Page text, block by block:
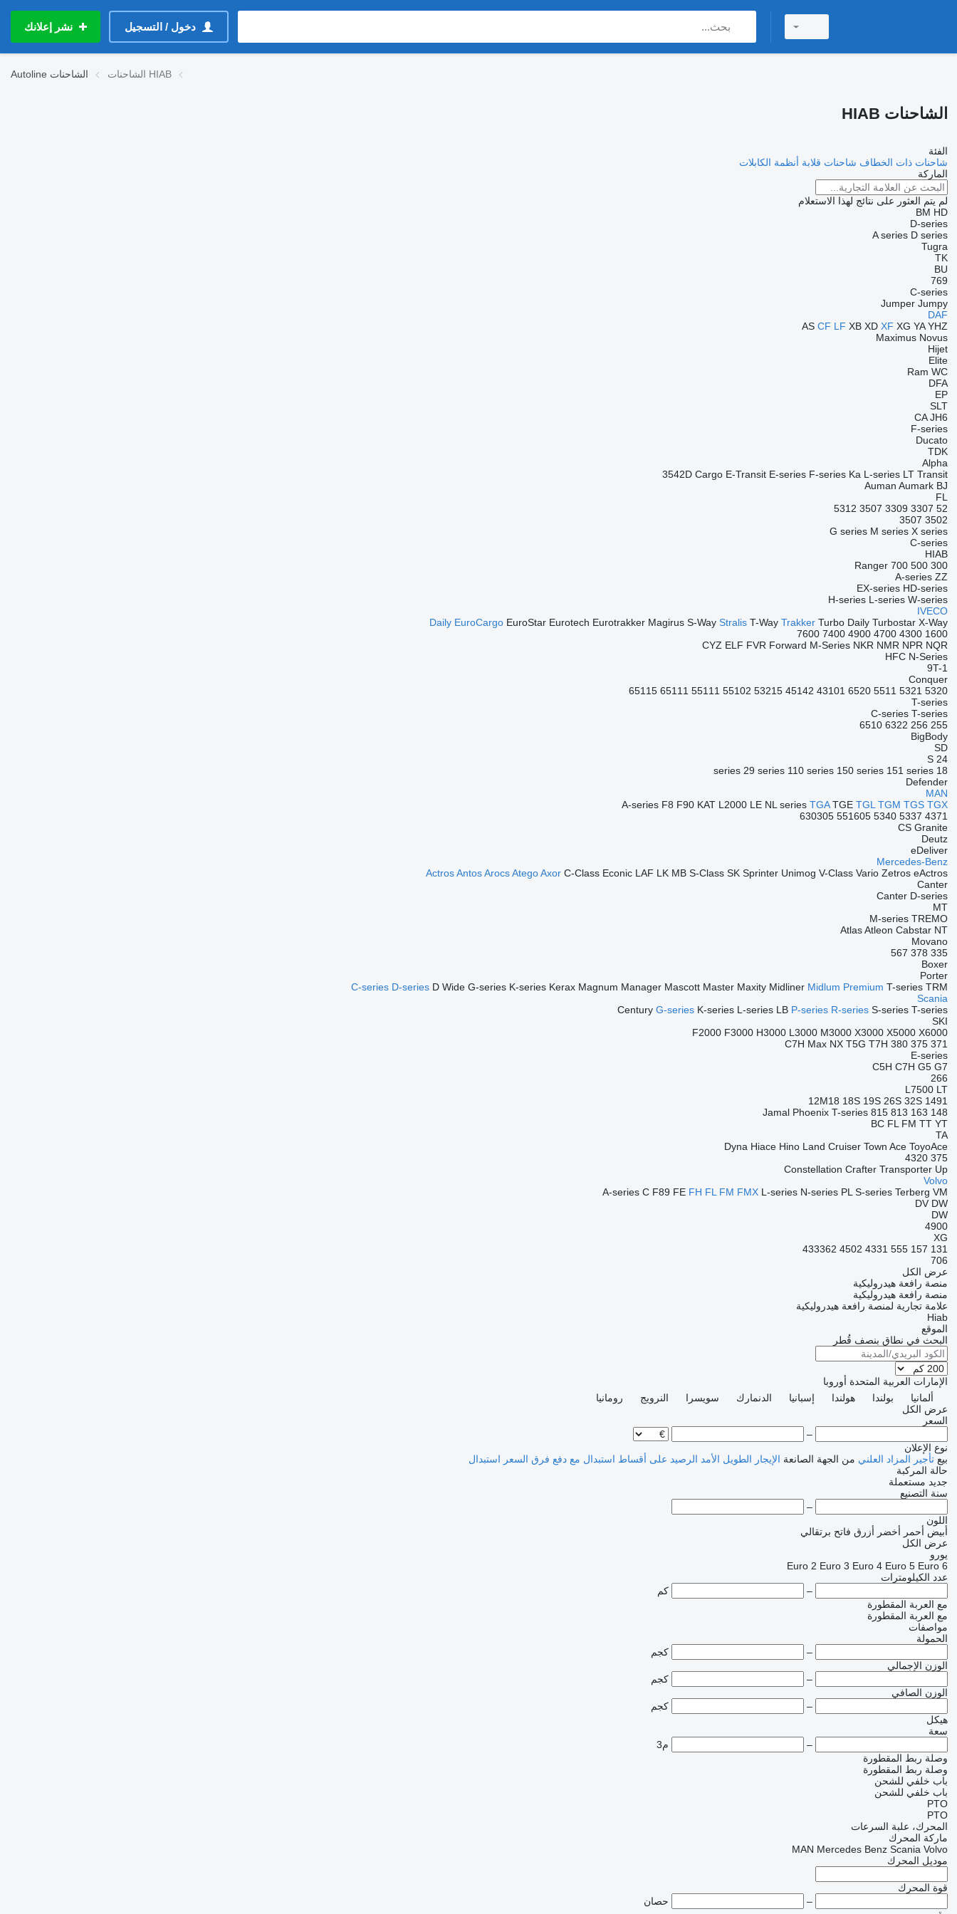
دخول / التسجيل نشر إعلانك
Autoline الشاحنات الشاحنات HIAB
الشاحنات HIAB
الفئة
شاحنات ذات الخطاف شاحنات قلابة أنظمة الكابلات
الماركة
لم يتم العثور على نتائج لهذا الاستعلام
BM HD
D-series
A series D series
Tugra
TK
BU
769
C-series
Jumper Jumpy
DAF
AS CF LF XB XD XF XG YA YHZ
Maximus Novus
Hijet
Elite
Ram WC
DFA
EP
SLT
CA JH6
F-series
Ducato
TDK
Alpha
3542D Cargo E-Transit E-series F-series Ka L-series LT Transit
Auman Aumark BJ
FL
52
3307
3309
3507
5312
3502
3507
G series M series X series
C-series
HIAB
300
500
700
Ranger
A-series ZZ
EX-series HD-series
H-series L-series W-series
IVECO
Daily EuroCargo EuroStar Eurotech Eurotrakker Magirus S-Way Stralis T-Way Trakker Turbo Daily Turbostar X-Way
1600
4300
4700
4900
7400
7600
CYZ ELF FVR Forward M-Series NKR NMR NPR NQR
HFC N-Series
9T-1
Conquer
5320
5321
5511
6520
43101
45142
53215
55102
55111
65111
65115
T-series
C-series T-series
255
256
6322
6510
BigBody
SD
S 24
18 series
29 series 110 series 150 series 151 series
Defender
MAN
A-series F8 F90 KAT L2000 LE NL series TGA TGE TGL TGM TGS TGX
4371
5337
5340
551605
630305
CS Granite
Deutz
eDeliver
Mercedes-Benz
Actros Antos Arocs Atego Axor C-Class Econic LAF LK MB S-Class SK Sprinter Unimog V-Class Vario Zetros eActros
Canter
Canter D-series
MT
M-series TREMO
Atlas Atleon Cabstar NT
Movano
335
378
567
Boxer
Porter
C-series D-series D Wide G-series K-series Kerax Magnum Manager Mascott Master Maxity Midliner Midlum Premium T-series TRM
Scania
Century G-series K-series L-series LB P-series R-series S-series T-series
SKI
F2000 F3000 H3000 L3000 M3000 X3000 X5000 X6000
371
375
380
C7H Max NX T5G T7H
E-series
C5H C7H G5 G7
266
L7500 LT
12M18 18S 19S 26S 32S 1491
148
163
813
815
Jamal Phoenix T-series
BC FL FM TT YT
TA
Dyna Hiace Hino Land Cruiser Town Ace ToyoAce
375
4320
Constellation Crafter Transporter Up
Volvo
A-series C F89 FE FH FL FM FMX L-series N-series PL S-series Terberg VM
DV DW
DW
4900
XG
131
157
555
4331
4502
433362
706
عرض الكل
منصة رافعة هيدروليكية
منصة رافعة هيدروليكية
علامة تجارية لمنصة رافعة هيدروليكية
Hiab
الموقع
البحث في نطاق بنصف قُطر
الإمارات العربية المتحدة أوروبا
ألمانيا
بولندا هولندا إسبانيا الدنمارك سويسرا النرويج
رومانيا
عرض الكل
السعر
–
نوع الإعلان
بيع تأجير المزاد العلني من الجهة الصانعة الإيجار الطويل الأمد الرصيد على أقساط استبدال مع دفع فرق السعر استبدال
حالة المركبة
جديد مستعملة
سنة التصنيع
–
اللون
أبيض أحمر أخضر أزرق فاتح برتقالي
عرض الكل
يورو
Euro 2 Euro 3 Euro 4 Euro 5 Euro 6
عدد الكيلومترات
–
كم
مع العربة المقطورة
مع العربة المقطورة
مواصفات
الحمولة
–
كجم
الوزن الإجمالي
–
كجم
الوزن الصافي
–
كجم
هيكل
سعة
–
م3
وصلة ربط المقطورة
وصلة ربط المقطورة
باب خلفي للشحن
باب خلفي للشحن
PTO
PTO
المحرك، علبة السرعات
ماركة المحرك
MAN Mercedes Benz Scania Volvo
موديل المحرك
قوة المحرك
–
حصان